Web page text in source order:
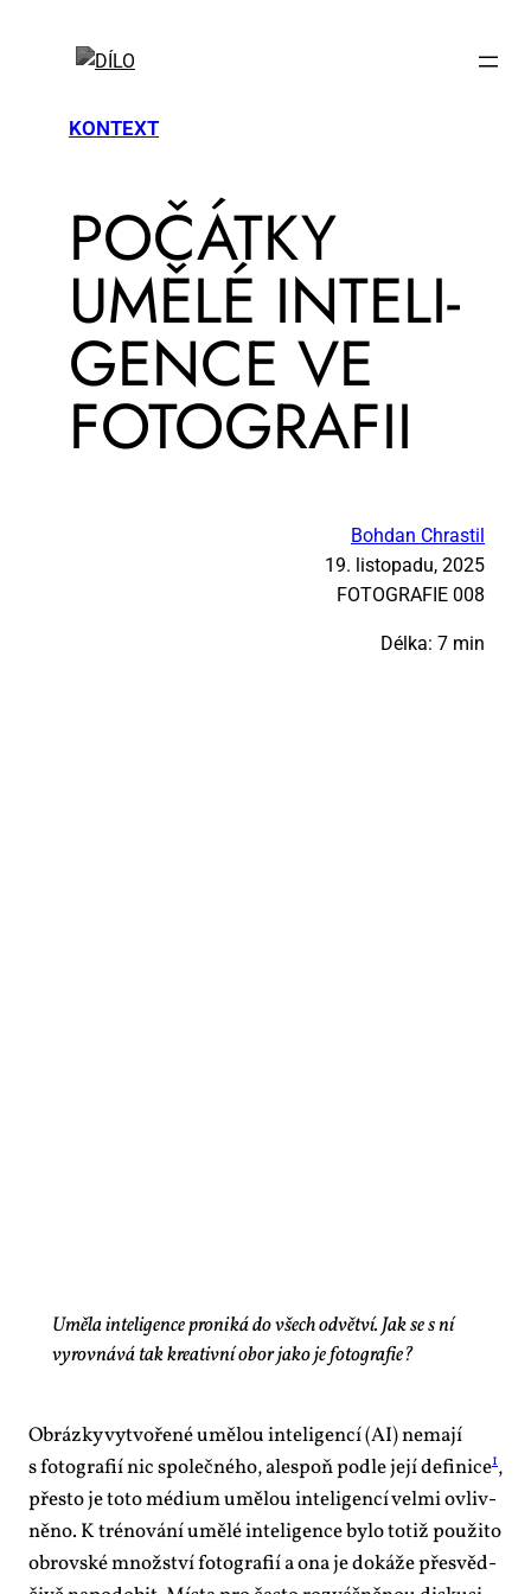
KONTEXT
PO­ČÁT­KY
UMĚ­LÉ IN­TE­LI­
GEN­CE VE
FO­TO­GRA­FII
Bohdan Chrastil
19. listopadu, 2025
FO­TO­GRA­FIE 008
Délka: 7 min
Uměla inteligence proniká do všech odvětví. Jak se s ní
vyrovnává tak kreativní obor jako je fotografie?
Ob­ráz­ky vy­tvo­ře­né umě­lou in­te­li­gen­cí (AI) ne­ma­jí
s fo­to­gra­fií nic spo­leč­né­ho, ale­spoň pod­le je­jí de­fi­ni­ce1,
přes­to je to­to mé­di­um umě­lou in­te­li­gen­cí vel­mi ovliv­
ně­no. K tré­no­vá­ní umě­lé in­te­li­gen­ce by­lo totiž po­u­ži­to
ob­rov­ské množ­ství fo­to­gra­fií a ona je do­ká­že pře­svěd­